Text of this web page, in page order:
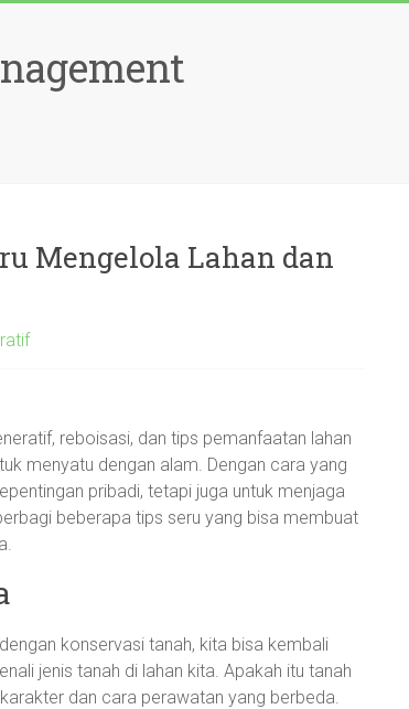
Mengelola Lahan dan
reboisasi, dan tips pemanfaatan lahan
menyatu dengan alam. Dengan cara yang
pribadi, tetapi juga untuk menjaga
beberapa tips seru yang bisa membuat
konservasi tanah, kita bisa kembali
jenis tanah di lahan kita. Apakah itu tanah
dan cara perawatan yang berbeda.